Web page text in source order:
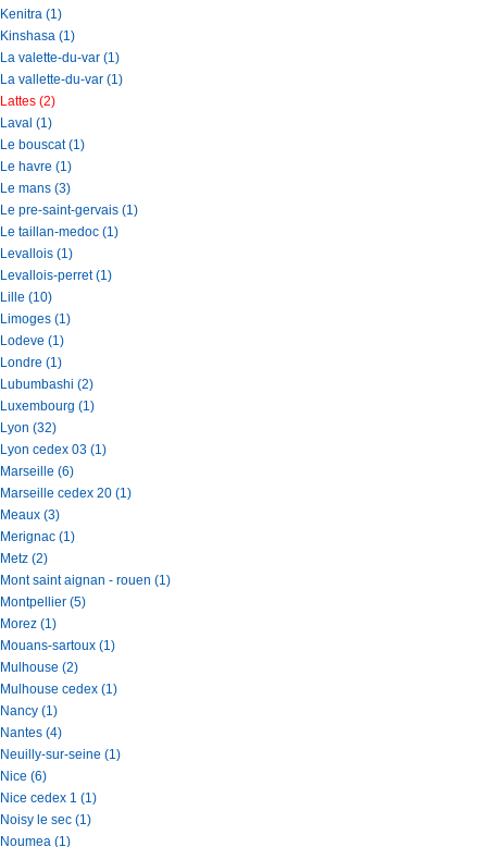
Kenitra (1)
Kinshasa (1)
La valette-du-var (1)
La vallette-du-var (1)
Lattes (2)
Laval (1)
Le bouscat (1)
Le havre (1)
Le mans (3)
Le pre-saint-gervais (1)
Le taillan-medoc (1)
Levallois (1)
Levallois-perret (1)
Lille (10)
Limoges (1)
Lodeve (1)
Londre (1)
Lubumbashi (2)
Luxembourg (1)
Lyon (32)
Lyon cedex 03 (1)
Marseille (6)
Marseille cedex 20 (1)
Meaux (3)
Merignac (1)
Metz (2)
Mont saint aignan - rouen (1)
Montpellier (5)
Morez (1)
Mouans-sartoux (1)
Mulhouse (2)
Mulhouse cedex (1)
Nancy (1)
Nantes (4)
Neuilly-sur-seine (1)
Nice (6)
Nice cedex 1 (1)
Noisy le sec (1)
Noumea (1)